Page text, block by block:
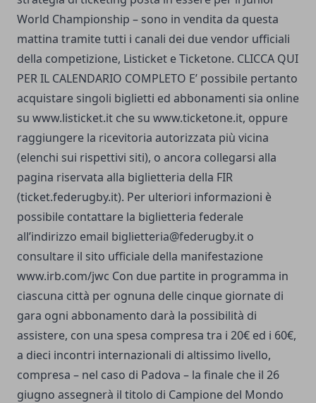
World Championship – sono in vendita da questa
mattina tramite tutti i canali dei due vendor ufficiali
della competizione, Listicket e Ticketone. CLICCA QUI
PER IL CALENDARIO COMPLETO E’ possibile pertanto
acquistare singoli biglietti ed abbonamenti sia online
su www.listicket.it che su www.ticketone.it, oppure
raggiungere la ricevitoria autorizzata più vicina
(elenchi sui rispettivi siti), o ancora collegarsi alla
pagina riservata alla biglietteria della FIR
(ticket.federugby.it). Per ulteriori informazioni è
possibile contattare la biglietteria federale
all’indirizzo email biglietteria@federugby.it o
consultare il sito ufficiale della manifestazione
www.irb.com/jwc Con due partite in programma in
ciascuna città per ognuna delle cinque giornate di
gara ogni abbonamento darà la possibilità di
assistere, con una spesa compresa tra i 20€ ed i 60€,
a dieci incontri internazionali di altissimo livello,
compresa – nel caso di Padova – la finale che il 26
giugno assegnerà il titolo di Campione del Mondo